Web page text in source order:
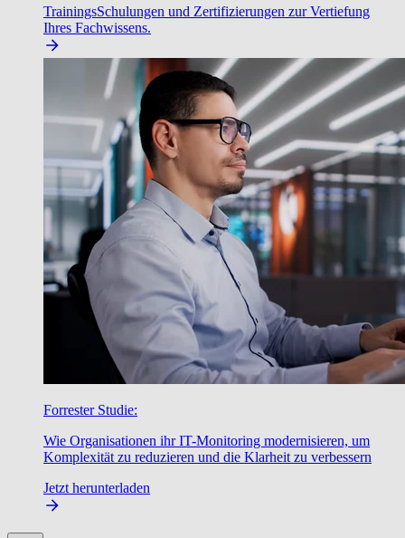
TrainingsSchulungen und Zertifizierungen zur Vertiefung
Ihres Fachwissens.
Forrester Studie:
Wie Organisationen ihr IT-Monitoring modernisieren, um
Komplexität zu reduzieren und die Klarheit zu verbessern
Jetzt herunterladen